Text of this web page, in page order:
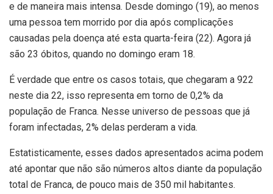
e de maneira mais intensa. Desde domingo (19), ao menos
uma pessoa tem morrido por dia após complicações
causadas pela doença até esta quarta-feira (22). Agora já
são 23 óbitos, quando no domingo eram 18.
É verdade que entre os casos totais, que chegaram a 922
neste dia 22, isso representa em torno de 0,2% da
população de Franca. Nesse universo de pessoas que já
foram infectadas, 2% delas perderam a vida.
Estatisticamente, esses dados apresentados acima podem
até apontar que não são números altos diante da população
total de Franca, de pouco mais de 350 mil habitantes.